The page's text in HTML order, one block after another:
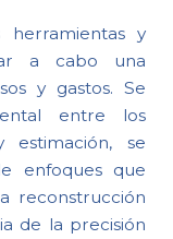
y
a cabo una
y gastos. Se
entre los
estimación, se
enfoques que
reconstrucción
de la precisión